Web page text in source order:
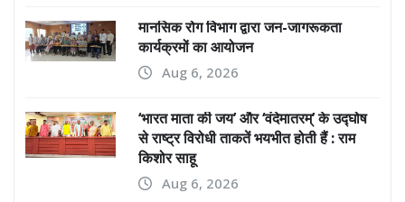
मानसिक रोग विभाग द्वारा जन-जागरूकता
कार्यक्रमों का आयोजन
Aug 6, 2026
‘भारत माता की जय’ और ‘वंदेमातरम्’ के उद्घोष
से राष्ट्र विरोधी ताकतें भयभीत होती हैं : राम
किशोर साहू
Aug 6, 2026